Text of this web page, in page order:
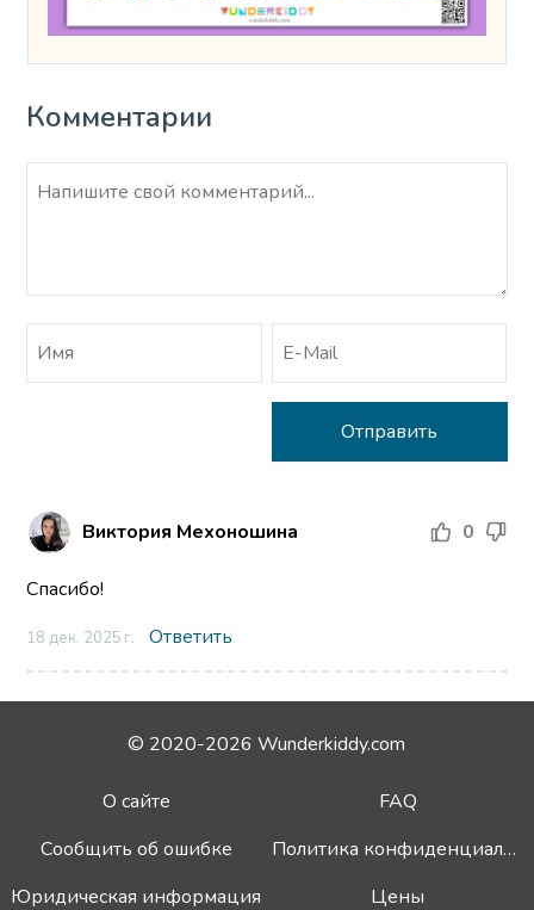
Комментарии
Виктория Мехоношина 0
Спасибо!
18 дек. 2025 г. Ответить
© 2020-2026 Wunderkiddy.com
О сайте
FAQ
Сообщить об ошибке
Политика конфиденциальности
Юридическая информация
Цены